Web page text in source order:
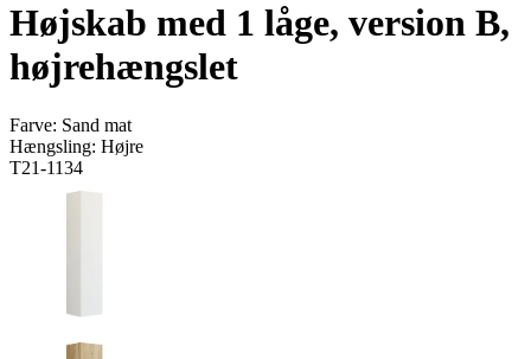
Højskab med 1 låge, version B,
højrehængslet
Farve: Sand mat
Hængsling: Højre
T21-1134